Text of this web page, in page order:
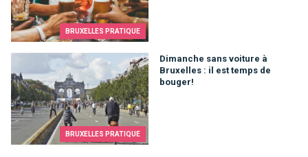
BRUXELLES PRATIQUE
BRUXELLES PRATIQUE
Dimanche sans voiture à
Bruxelles : il est temps de
bouger!
Dimanche sans voiture à Bruxelles : il est temps de bouger!